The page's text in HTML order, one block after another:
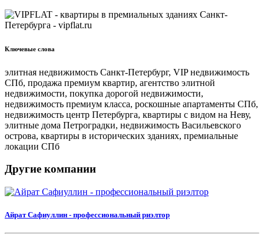
Ключевые слова
элитная недвижимость Санкт-Петербург, VIP недвижимость
СПб, продажа премиум квартир, агентство элитной
недвижимости, покупка дорогой недвижимости,
недвижимость премиум класса, роскошные апартаменты СПб,
недвижимость центр Петербурга, квартиры с видом на Неву,
элитные дома Петроградки, недвижимость Васильевского
острова, квартиры в исторических зданиях, премиальные
локации СПб
Другие компании
Айрат Сафиуллин - профессиональный риэлтор